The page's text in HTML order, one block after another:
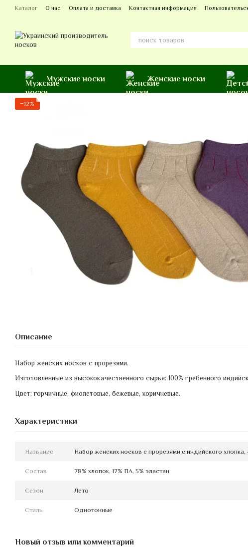
Перейти к основному контенту
Каталог О нас Оплата и доставка Контактная информация
Мужские носки Женские носки
−12%
Описание
Набор женских носков с прорезями.
Изготовленные из высококачественного сырья: 100% гребенного
Цвет: горчичные, фиолетовые, бежевые, коричневые.
Характеристики
Название Набор женских носков с прорезями с индийского хлопка,
Состав 78% хлопок, 17% ПА, 5% эластан
Сезон Лето
Стиль Однотонные
Новый отзыв или комментарий